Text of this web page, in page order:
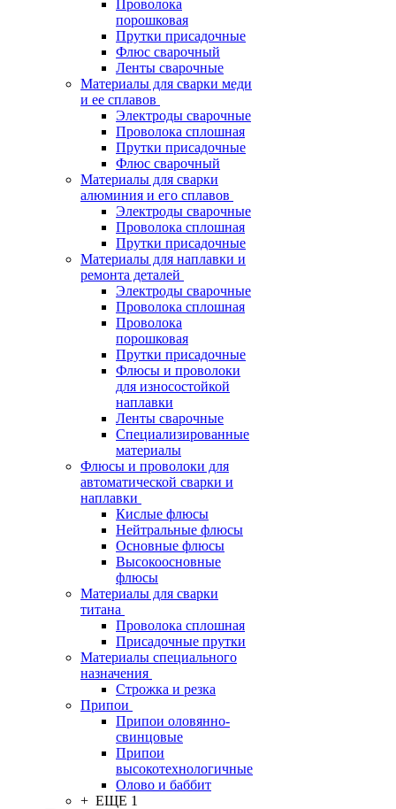
Проволока
порошковая
Прутки присадочные
Флюс сварочный
Ленты сварочные
Материалы для сварки меди
и ее сплавов
Электроды сварочные
Проволока сплошная
Прутки присадочные
Флюс сварочный
Материалы для сварки
алюминия и его сплавов
Электроды сварочные
Проволока сплошная
Прутки присадочные
Материалы для наплавки и
ремонта деталей
Электроды сварочные
Проволока сплошная
Проволока
порошковая
Прутки присадочные
Флюсы и проволоки
для износостойкой
наплавки
Ленты сварочные
Специализированные
материалы
Флюсы и проволоки для
автоматической сварки и
наплавки
Кислые флюсы
Нейтральные флюсы
Основные флюсы
Высокоосновные
флюсы
Материалы для сварки
титана
Проволока сплошная
Присадочные прутки
Материалы специального
назначения
Строжка и резка
Припои
Припои оловянно-
свинцовые
Припои
высокотехнологичные
Олово и баббит
+ ЕЩЕ 1